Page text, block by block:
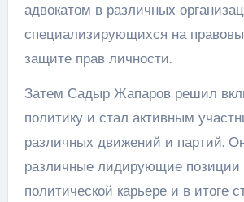
адвокатом в различных
специализирующихся на
защите прав личности.
Затем Садыр Жапаров решил
политику и стал активным
различных движений и партий.
различные лидирующие позиции
политической карьере и в итоге